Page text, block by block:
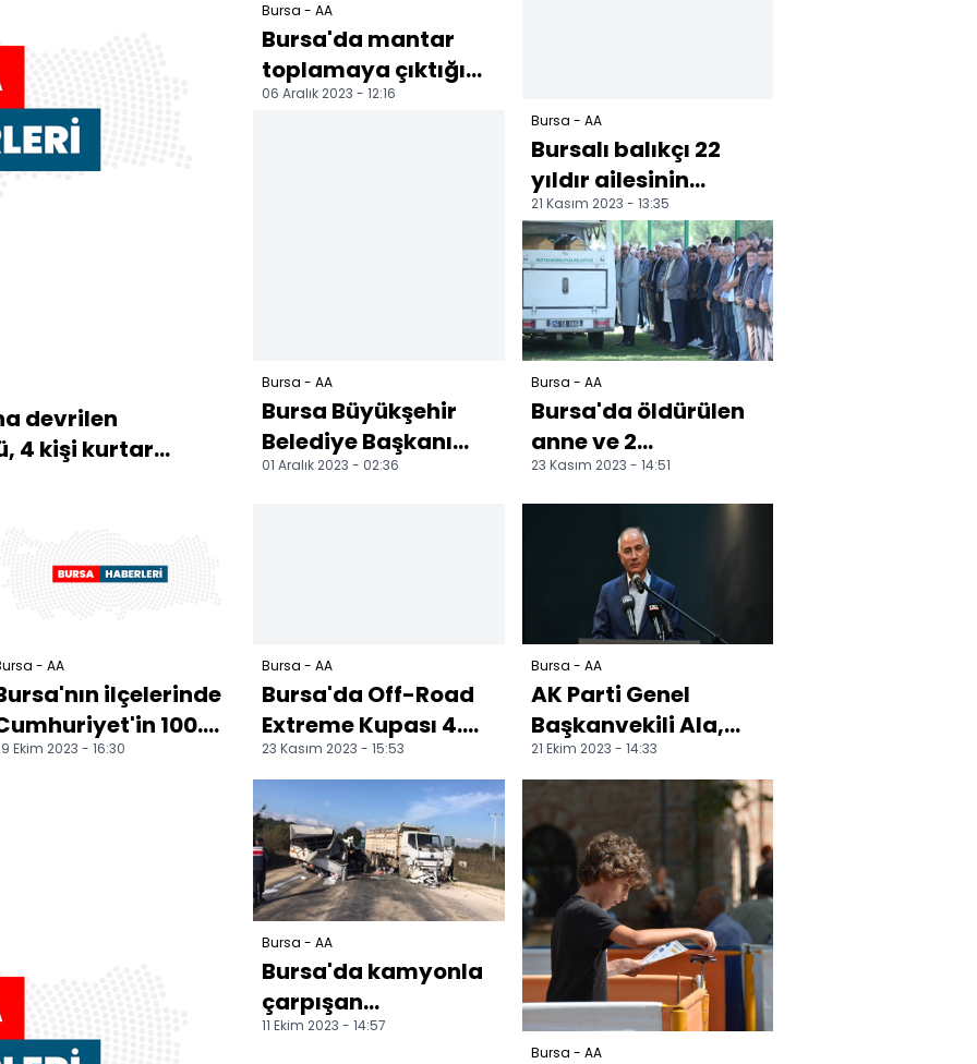
devrilen
4 kişi kurtar...
Bursa - AA
Bursa'da mantar
toplamaya çıktığı
ormanlık alanda
06 Aralık 2023 - 12:16
Bursa - AA
Bursa Büyükşehir
Belediye Başkanı
Aktaş, şiddetli
01 Aralık 2023 - 02:36
Bursa - AA
Bursalı balıkçı 22
yıldır ailesinin
geçimini Uluabat
Gölü'nden sağlıyor
21 Kasım 2023 - 13:35
Bursa - AA
Bursa'da öldürülen
anne ve 2
çocuğunun
cenazeleri
defnedildi
23 Kasım 2023 - 14:51
- AA
ilçelerinde
100.
dönümü
Ekim 2023 - 16:30
Bursa - AA
Bursa'da Off-Road
Extreme Kupası 4.
ayağının ilk gün
yarışları koşuldu
23 Kasım 2023 - 15:53
Bursa - AA
AK Parti Genel
Başkanvekili Ala,
Bursa'da
muhtarlarla bir
araya geldi:
21 Ekim 2023 - 14:33
Bursa - AA
Bursa'da kamyonla
çarpışan
kamyonetteki 1 kişi
11 Ekim 2023 - 14:57
Bursa - AA